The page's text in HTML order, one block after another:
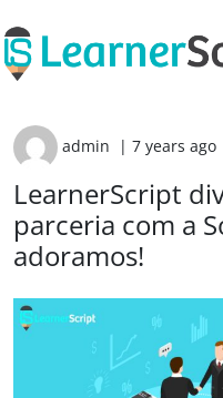
to
content
admin | 7 years ago
LearnerScript
parceria com a
adoramos!